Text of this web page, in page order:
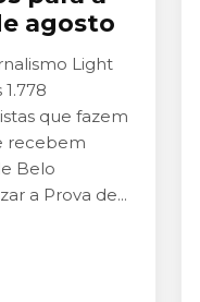
agosto
Light
que fazem
recebem
Belo
a Prova de...